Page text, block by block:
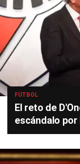
FÚTBOL
El reto de
escándalo